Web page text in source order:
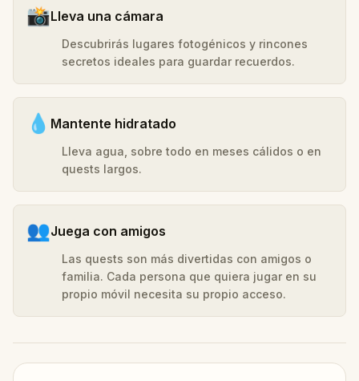
📸Lleva una cámara
Descubrirás lugares fotogénicos y rincones
secretos ideales para guardar recuerdos.
💧 Mantente hidratado
Lleva agua, sobre todo en meses cálidos o en
quests largos.
👥Juega con amigos
Las quests son más divertidas con amigos o
familia. Cada persona que quiera jugar en su
propio móvil necesita su propio acceso.